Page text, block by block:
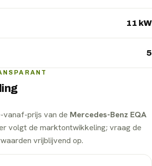
11 kW
5
vanaf-prijs van de Mercedes-Benz EQA
volgt de marktontwikkeling; vraag de
vrijblijvend op.